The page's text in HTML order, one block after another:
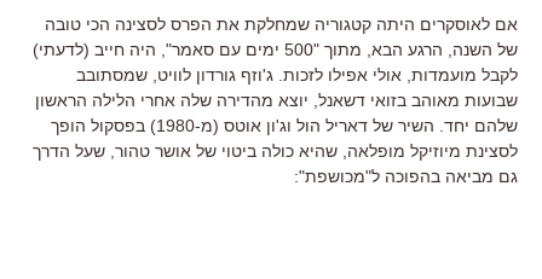
אם לאוסקרים היתה קטגוריה שמחלקת את הפרס לסצינה הכי טובה
של השנה, הרגע הבא, מתוך "500 ימים עם סאמר", היה חייב (לדעתי)
לקבל מועמדות, אולי אפילו לזכות. ג'וזף גורדון לוויט, שמסתובב
שבועות מאוהב בזואי דשאנל, יוצא מהדירה שלה אחרי הלילה הראשון
שלהם יחד. השיר של דאריל הול וג'ון אוטס (מ-1980) בפסקול הופך
לסצינת מיוזיקל מופלאה, שהיא כולה ביטוי של אושר טהור, שעל הדרך
גם מביאה בהפוכה ל"מכושפת":